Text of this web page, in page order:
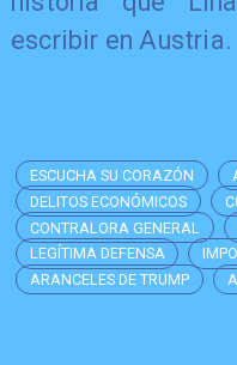
escribir en Austria.
ESCUCHA SU CORAZÓN
DELITOS ECONÓMICOS
CONTRALORA GENERAL
LEGÍTIMA DEFENSA
ARANCELES DE TRUMP